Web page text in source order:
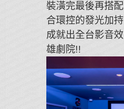
裝潢完最後再搭
合環控的發光加持
成就出全台影音
雄劇院!!